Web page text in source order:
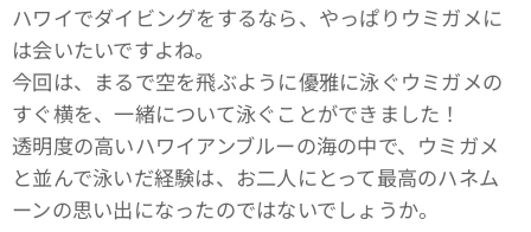
ハワイでダイビングをするなら、やっぱりウミガメに
は会いたいですよね。
今回は、まるで空を飛ぶように優雅に泳ぐウミガメの
すぐ横を、一緒について泳ぐことができました！
透明度の高いハワイアンブルーの海の中で、ウミガメ
と並んで泳いだ経験は、お二人にとって最高のハネム
ーンの思い出になったのではないでしょうか。